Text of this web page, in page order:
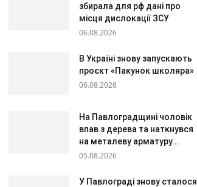
збирала для рф дані про
місця дислокації ЗСУ
06.08.2026
В Україні знову запускають
проєкт «Пакунок школяра»
06.08.2026
На Павлоградщині чоловік
впав з дерева та наткнувся
на металеву арматуру...
05.08.2026
У Павлограді знову сталося